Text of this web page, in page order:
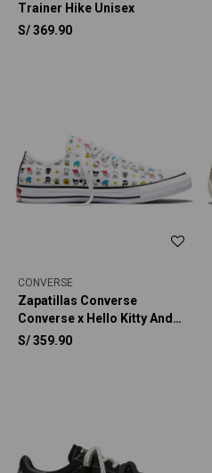
Trainer Hike Unisex
S/369.90
CONVERSE
Zapatillas Converse
Converse x Hello Kitty And
Friends Chuck Taylor All
S/359.90